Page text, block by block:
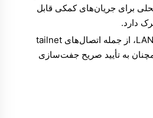
برای جریان‌های کمکی قابل
دارد.
کلاینت‌های tailnet و LAN، از جمله اتصال‌های tailnet
به تأیید صریح جفت‌سازی